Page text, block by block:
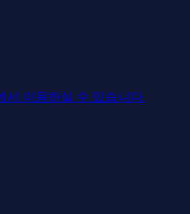
서 이용하실 수 있습니다.